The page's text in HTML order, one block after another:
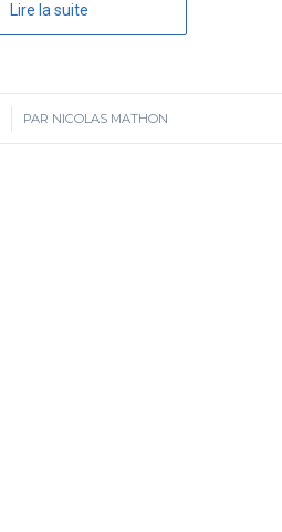
Lire la suite
PAR NICOLAS MATHON